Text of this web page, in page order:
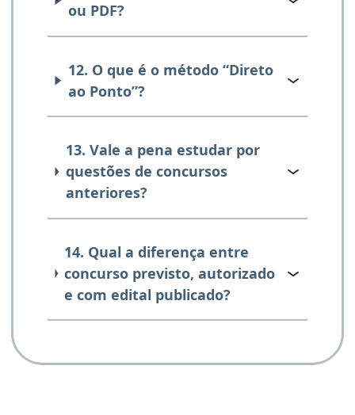
ou PDF?
12. O que é o método “Direto
ao Ponto”?
13. Vale a pena estudar por
questões de concursos
anteriores?
14. Qual a diferença entre
concurso previsto, autorizado
e com edital publicado?